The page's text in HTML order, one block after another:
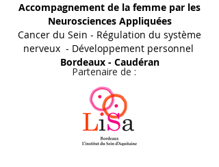
Accompagnement de la femme par les
Neurosciences Appliquées
Cancer du Sein - Régulation du système
nerveux - Développement personnel
Bordeaux - Caudéran
Partenaire de :